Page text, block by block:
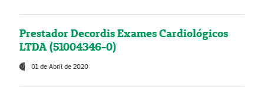
Prestador Decordis Exames Cardiológicos
LTDA (51004346-0)
01 de Abril de 2020